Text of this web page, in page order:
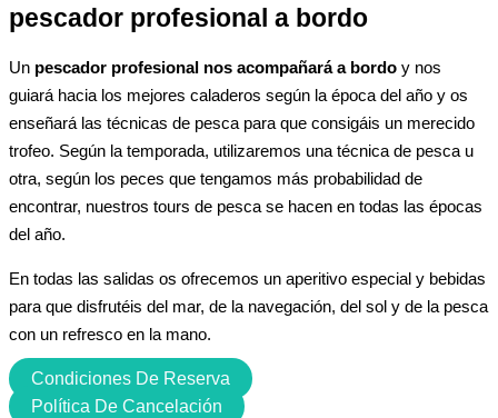
pescador profesional a bordo
Un pescador profesional nos acompañará a bordo y nos
guiará hacia los mejores caladeros según la época del año y os
enseñará las técnicas de pesca para que consigáis un merecido
trofeo. Según la temporada, utilizaremos una técnica de pesca u
otra, según los peces que tengamos más probabilidad de
encontrar, nuestros tours de pesca se hacen en todas las épocas
del año.
En todas las salidas os ofrecemos un aperitivo especial y bebidas
para que disfrutéis del mar, de la navegación, del sol y de la pesca
con un refresco en la mano.
Condiciones De Reserva
Política De Cancelación